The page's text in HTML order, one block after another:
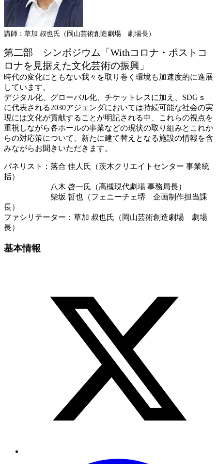
講師：草加 叔也氏（岡山芸術創造劇場 劇場長）
第二部 シンポジウム「Withコロナ・ポストコ
ロナを見据えた文化芸術の振興」
時代の変化にともない我々を取り巻く環境も加速度的に進展
しています。
デジタル化、グローバル化、チケットレスに加え、SDGｓ
に代表される2030アジェンダにおいては持続可能な社会の実
現には文化が貢献することが明記される中、これらの視点を
重視しながら各ホールの事業などの現状の取り組みとこれか
らの対応策について、新たに建て替えとなる施設の情報を含
みながらお聞きいただきます。
パネリスト：落合 佳人氏（茨木クリエイトセンター 事業統
括）
八木 啓一氏（高槻現代劇場 事務局長）
柴坂 哲也（フェニーチェ堺 企画制作担当課
長）
ファシリテーター：草加 叔也氏（岡山芸術創造劇場 劇場
長）
基本情報